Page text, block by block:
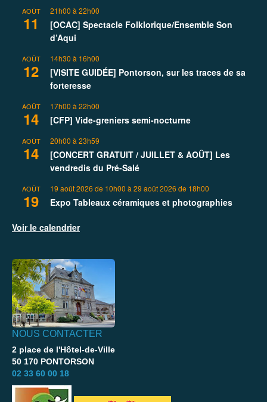
AOÛT
11
21h00 à 22h00
[OCAC] Spectacle Folklorique/Ensemble Son
d’Aqui
AOÛT
12
14h30 à 16h00
[VISITE GUIDÉE] Pontorson, sur les traces de sa
forteresse
AOÛT
14
17h00 à 22h00
[CFP] Vide-greniers semi-nocturne
AOÛT
14
20h00 à 23h59
[CONCERT GRATUIT / JUILLET & AOÛT] Les
vendredis du Pré-Salé
AOÛT
19
19 août 2026 de 10h00 à 29 août 2026 de 18h00
Expo Tableaux céramiques et photographies
Voir le calendrier
NOUS CONTACTER
2 place de l'Hôtel-de-Ville
50 170 PONTORSON
02 33 60 00 18